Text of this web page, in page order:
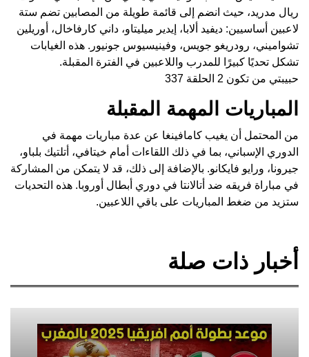
ريال مدريد، حيث انضم إلى قائمة طويلة من المصابين تضم ستة
لاعبين أساسيين: ديفيد ألابا، إيدير ميليتاو، داني كارفاخال، أوريلين
تشواميني، رودريغو جويس، وفينيسيوس جونيور. هذه الغيابات
تشكل تحديًا كبيرًا للمدرب واللاعبين في الفترة المقبلة.
حبيبتي من تكون 2 الحلقة 337
المباريات المهمة المقبلة
من المحتمل أن يغيب كامافينغا عن عدة مباريات مهمة في
الدوري الإسباني، بما في ذلك اللقاءات أمام خيتافي، أتلتيك بلباو،
جيرونا، ورايو فايكانو. بالإضافة إلى ذلك، قد لا يتمكن من المشاركة
في مباراة فريقه ضد أتالانتا في دوري أبطال أوروبا. هذه التحديات
ستزيد من ضغط المباريات على باقي اللاعبين.
أخبار ذات صلة